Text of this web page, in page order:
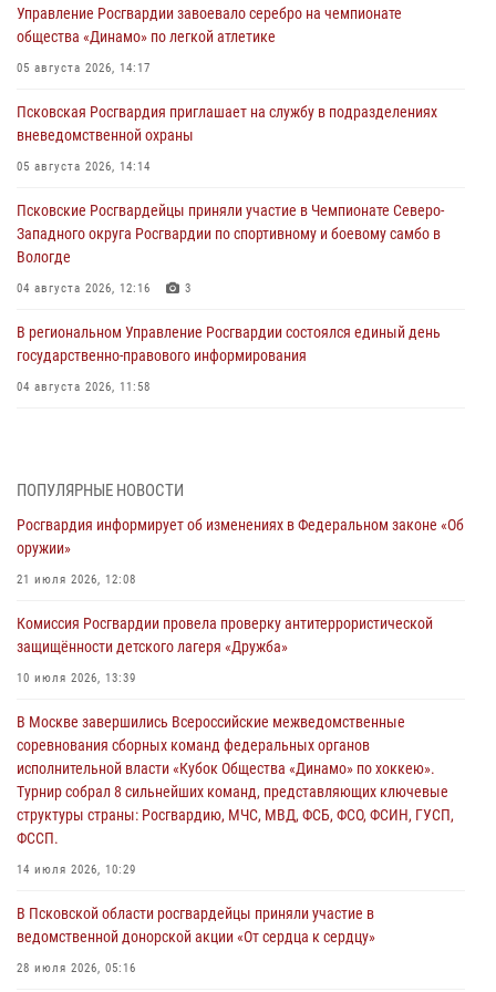
Управление Росгвардии завоевало серебро на чемпионате
общества «Динамо» по легкой атлетике
05 августа 2026, 14:17
Псковская Росгвардия приглашает на службу в подразделениях
вневедомственной охраны
05 августа 2026, 14:14
Псковские Росгвардейцы приняли участие в Чемпионате Северо-
Западного округа Росгвардии по спортивному и боевому самбо в
Вологде
04 августа 2026, 12:16 3
В региональном Управление Росгвардии состоялся единый день
государственно-правового информирования
04 августа 2026, 11:58
03 августа 2026, 17:21
21 единицу оружия изъяли Псковские росгвардейцы за неделю
03 августа 2026, 14:10
безопасности во время празднования Дня ВДВ
улицу Труда
31 июля 2026, 13:53
В Санкт-Петербурге прошел окружной этап ежегодного
Всероссийского конкурса профессионального мастерства среди
сотрудников вневедомственной охраны Росгвардии, Псковские
Росгвардейцы одержали победу
ПОПУЛЯРНЫЕ НОВОСТИ
Росгвардия информирует об изменениях в Федеральном законе «Об
оружии»
21 июля 2026, 12:08
Комиссия Росгвардии провела проверку антитеррористической
защищённости детского лагеря «Дружба»
10 июля 2026, 13:39
В Москве завершились Всероссийские межведомственные
соревнования сборных команд федеральных органов
исполнительной власти «Кубок Общества «Динамо» по хоккею».
Турнир собрал 8 сильнейших команд, представляющих ключевые
структуры страны: Росгвардию, МЧС, МВД, ФСБ, ФСО, ФСИН, ГУСП,
ФССП.
14 июля 2026, 10:29
В Псковской области росгвардейцы приняли участие в
ведомственной донорской акции «От сердца к сердцу»
28 июля 2026, 05:16